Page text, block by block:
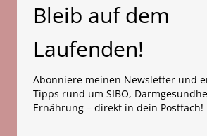
von
Dünndarmfehlbesiedlung
zwischen
Leberfunktion
und
Bleib auf dem
Laufenden!
Abonniere meinen Newsletter und
Tipps rund um SIBO,
Ernährung – direkt in dein Postfach!